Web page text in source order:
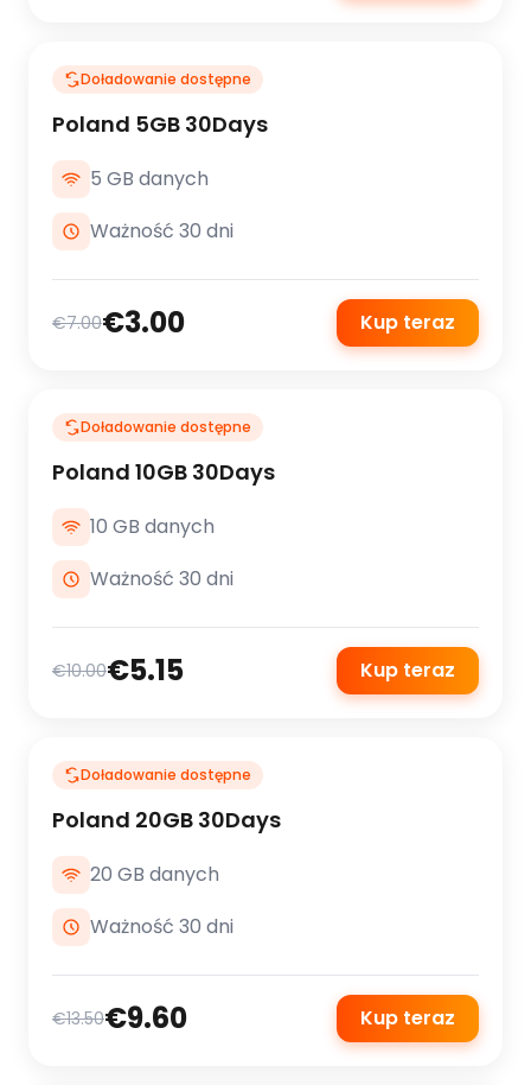
Doładowanie dostępne
Poland 5GB 30Days
5 GB danych
Ważność 30 dni
€7.00€3.00 Kup teraz
Doładowanie dostępne
Poland 10GB 30Days
10 GB danych
Ważność 30 dni
€10.00€5.15 Kup teraz
Doładowanie dostępne
Poland 20GB 30Days
20 GB danych
Ważność 30 dni
€13.50€9.60 Kup teraz